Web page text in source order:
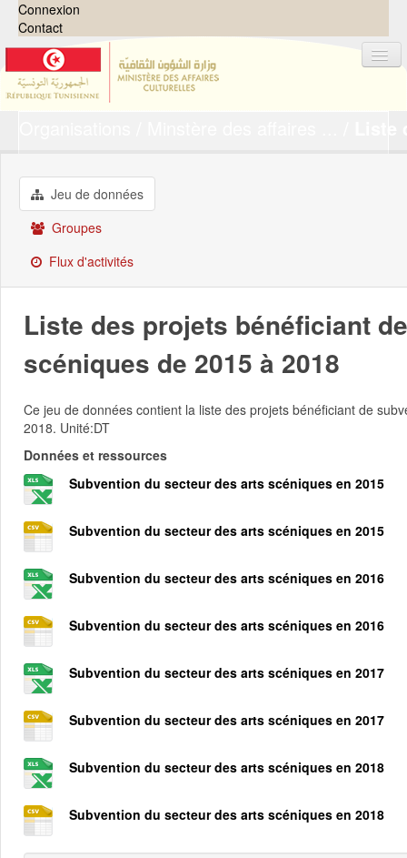
Connexion
Contact
Groupes
Demandes
À propos
Jeu de données
Groupes
Flux d'activités
Liste des projets bénéficiant
scéniques de 2015 à 2018
Ce jeu de données contient la liste des projets bénéficiant de
2018. Unité:DT
Données et ressources
Subvention du secteur des arts scéniques en 2015
Subvention du secteur des arts scéniques en 2015
Subvention du secteur des arts scéniques en 2016
Subvention du secteur des arts scéniques en 2016
Subvention du secteur des arts scéniques en 2017
Subvention du secteur des arts scéniques en 2017
Subvention du secteur des arts scéniques en 2018
Subvention du secteur des arts scéniques en 2018